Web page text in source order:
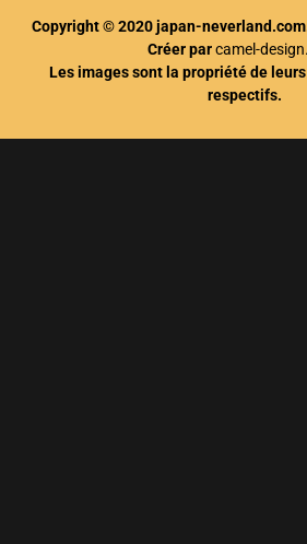
Copyright © 2020 japan-
Créer parcamel-
Les images sont la propriété de
respectifs.